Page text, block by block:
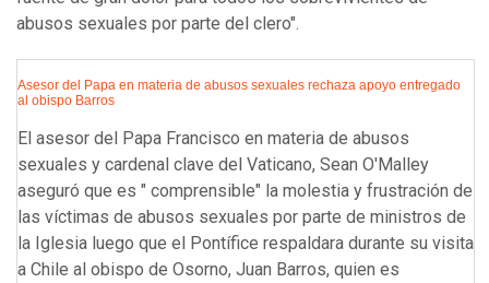
abusos sexuales por parte del clero".
Asesor del Papa en materia de abusos sexuales rechaza apoyo entregado
al obispo Barros
El asesor del Papa Francisco en materia de abusos
sexuales y cardenal clave del Vaticano, Sean O'Malley
aseguró que es " comprensible" la molestia y frustración de
las víctimas de abusos sexuales por parte de ministros de
la Iglesia luego que el Pontífice respaldara durante su visita
a Chile al obispo de Osorno, Juan Barros, quien es